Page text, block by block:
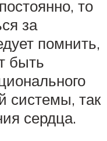
то
за
помнить,
быть
системы, так
сердца.